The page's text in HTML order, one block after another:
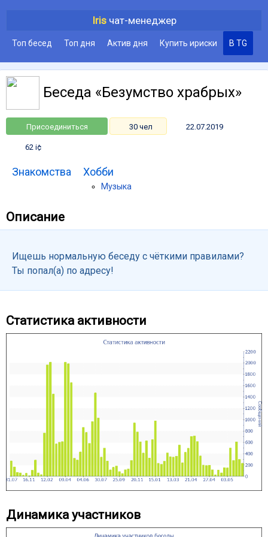
Irisчат-менеджер
Топ бесед Топ дня Актив дня Купить ириски В TG
Беседа «Безумство храбрых»
Присоединиться 30 чел 22.07.2019
62 i¢
Знакомства Хобби
Музыка
Описание
Ищешь нормальную беседу с чёткими правилами?
Ты попал(а) по адресу!
Статистика активности
Динамика участников